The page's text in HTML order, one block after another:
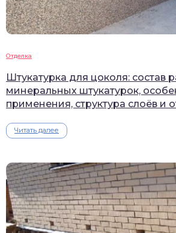
Отделка
Штукатурка для цоколя: состав
минеральных штукатурок,
применения, структура слоёв и
Читать далее